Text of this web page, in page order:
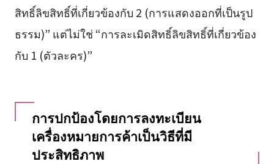
สิทธิ์ลิขสิทธิ์ที่เกี่ยวข้องกับ 2 (การแสดงออกที่เป็นรูป
ธรรม)” แต่ไม่ใช่ “การละเมิดสิทธิ์ลิขสิทธิ์ที่เกี่ยวข้อง
กับ 1 (ตัวละคร)”
การปกป้องโดยการลงทะเบียน
เครื่องหมายการค้าเป็นวิธีที่มี
ประสิทธิภาพ